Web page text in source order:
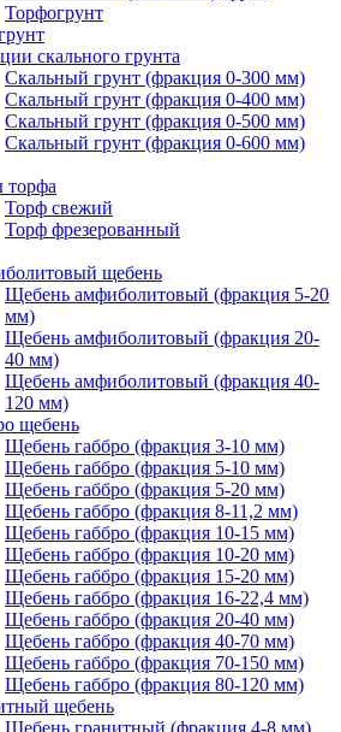
Торфогрунт
скального грунта
Скальный грунт (фракция 0-300 мм)
Скальный грунт (фракция 0-400 мм)
Скальный грунт (фракция 0-500 мм)
Скальный грунт (фракция 0-600 мм)
Торф свежий
Торф фрезерованный
щебень
Щебень амфиболитовый (фракция 5-20
мм)
Щебень амфиболитовый (фракция 20-
40 мм)
Щебень амфиболитовый (фракция 40-
120 мм)
щебень
Щебень габбро (фракция 3-10 мм)
Щебень габбро (фракция 5-10 мм)
Щебень габбро (фракция 5-20 мм)
Щебень габбро (фракция 8-11,2 мм)
Щебень габбро (фракция 10-15 мм)
Щебень габбро (фракция 10-20 мм)
Щебень габбро (фракция 15-20 мм)
Щебень габбро (фракция 16-22,4 мм)
Щебень габбро (фракция 20-40 мм)
Щебень габбро (фракция 40-70 мм)
Щебень габбро (фракция 70-150 мм)
Щебень габбро (фракция 80-120 мм)
щебень
Щебень гранитный (фракция 4-8 мм)